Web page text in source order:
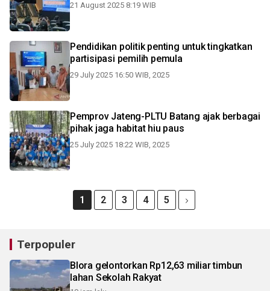
21 August 2025 8:19 WIB
Pendidikan politik penting untuk tingkatkan
partisipasi pemilih pemula
29 July 2025 16:50 WIB, 2025
Pemprov Jateng-PLTU Batang ajak berbagai
pihak jaga habitat hiu paus
25 July 2025 18:22 WIB, 2025
1 2 3 4 5
Terpopuler
Blora gelontorkan Rp12,63 miliar timbun
lahan Sekolah Rakyat